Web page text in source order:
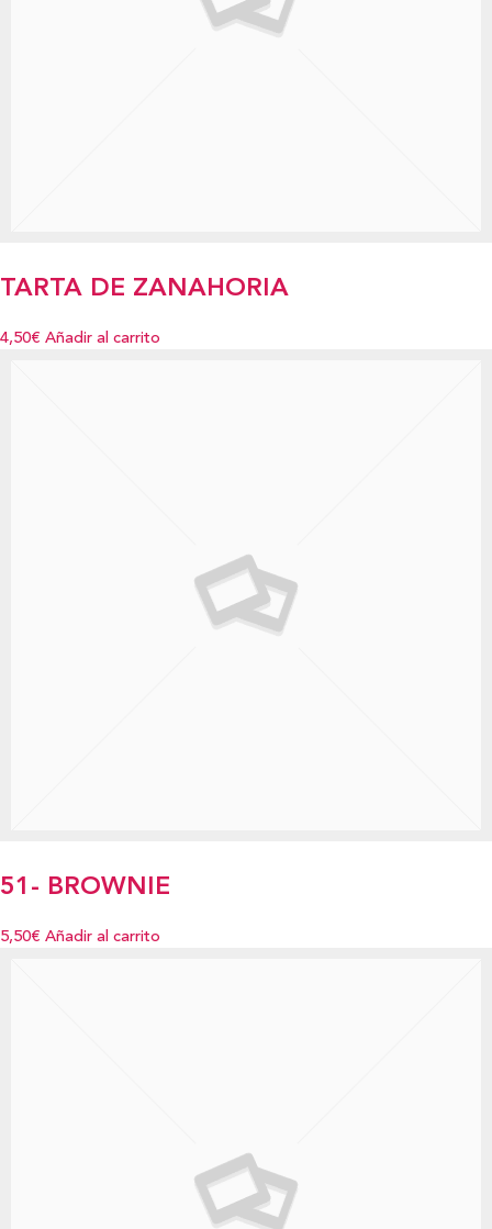
TARTA DE ZANAHORIA
4,50€ Añadir al carrito
51- BROWNIE
5,50€ Añadir al carrito